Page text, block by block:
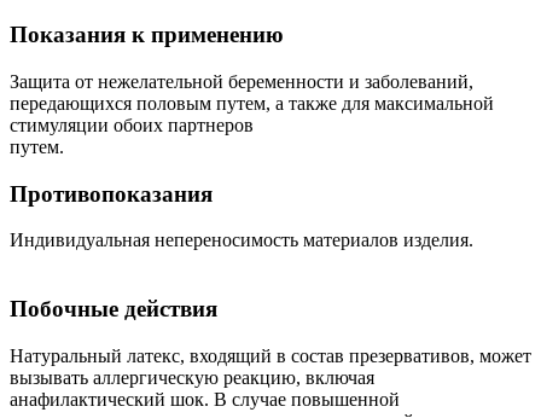
Показания к применению
Защита от нежелательной беременности и заболеваний,
передающихся половым путем, а также для максимальной
стимуляции обоих партнеров
путем.
Противопоказания
Индивидуальная непереносимость материалов изделия.
Побочные действия
Натуральный латекс, входящий в состав презервативов, может
вызывать аллергическую реакцию, включая
анафилактический шок. В случае повышенной